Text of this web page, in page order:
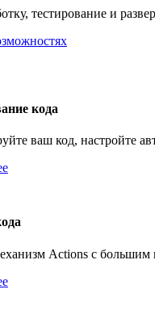
тестирование и
кода
ваш код, настройте
Actions с большим